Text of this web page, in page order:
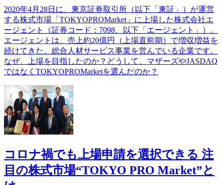
2020年4月28日に、東京証券取引所（以下「東証」）が運営
する株式市場「TOKYOPROMarket」に上場した株式会社エ
ージェント（証券コード：7098、以下「エージェント」）。
エージェントは、売上約20億円（上場直前期）で増収増益を
続けてきた、総合人材サービス事業を営んでいる企業です。
なぜ、上場を目指したのか？どうして、マザーズやJASDAQ
ではなくTOKYOPROMarketを選んだのか？
コロナ禍でも上場申請を選択できる 注
目の株式市場“TOKYO PRO Market”と